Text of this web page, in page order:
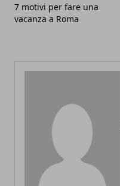
7 motivi per fare una
vacanza a Roma